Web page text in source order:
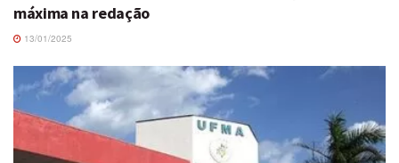
máxima na redação
13/01/2025